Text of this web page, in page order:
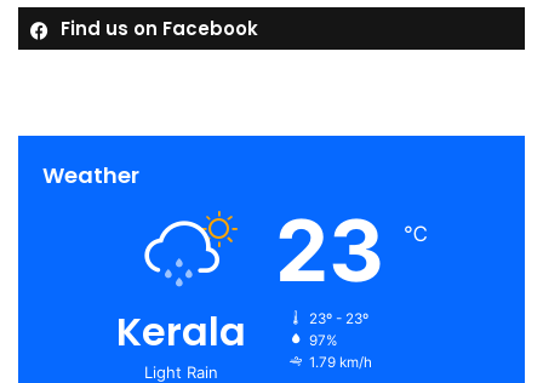
Find us on Facebook
Weather
Kerala
Light Rain
23 ℃
23º - 23º
97%
1.79 km/h